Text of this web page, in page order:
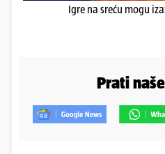
Igre na sreću mogu
Prati